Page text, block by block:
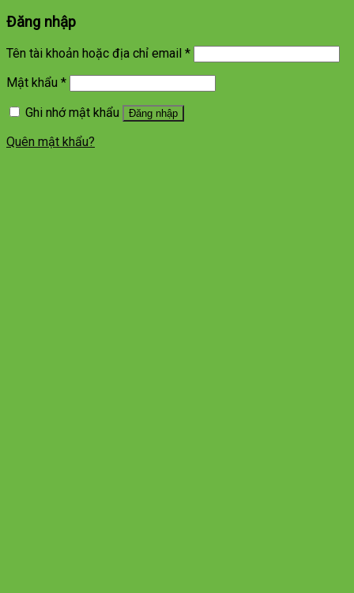
Đăng nhập
Tên tài khoản hoặc địa chỉ email *
Mật khẩu *
Ghi nhớ mật khẩu
Đăng nhập
Quên mật khẩu?